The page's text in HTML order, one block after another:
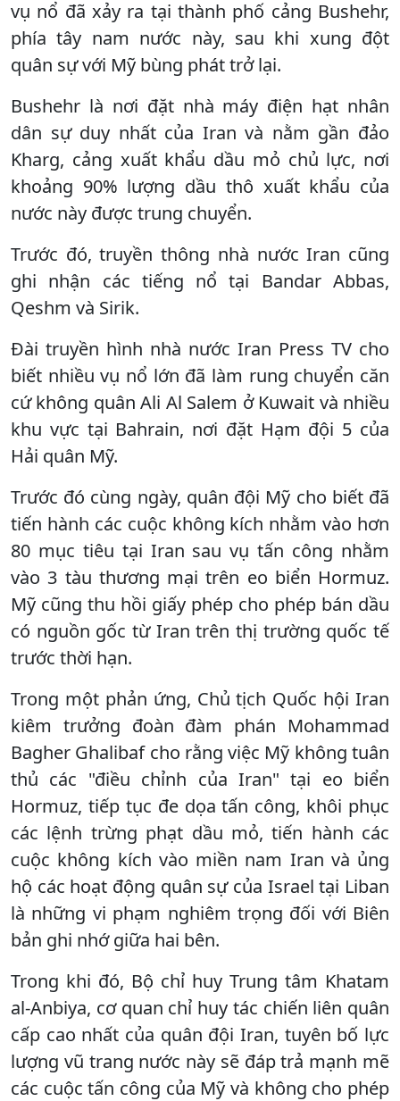
vụ nổ đã xảy ra tại thành phố cảng Bushehr,
phía tây nam nước này, sau khi xung đột
quân sự với Mỹ bùng phát trở lại.
Bushehr là nơi đặt nhà máy điện hạt nhân
dân sự duy nhất của Iran và nằm gần đảo
Kharg, cảng xuất khẩu dầu mỏ chủ lực, nơi
khoảng 90% lượng dầu thô xuất khẩu của
nước này được trung chuyển.
Trước đó, truyền thông nhà nước Iran cũng
ghi nhận các tiếng nổ tại Bandar Abbas,
Qeshm và Sirik.
Đài truyền hình nhà nước Iran Press TV cho
biết nhiều vụ nổ lớn đã làm rung chuyển căn
cứ không quân Ali Al Salem ở Kuwait và nhiều
khu vực tại Bahrain, nơi đặt Hạm đội 5 của
Hải quân Mỹ.
Trước đó cùng ngày, quân đội Mỹ cho biết đã
tiến hành các cuộc không kích nhằm vào hơn
80 mục tiêu tại Iran sau vụ tấn công nhằm
vào 3 tàu thương mại trên eo biển Hormuz.
Mỹ cũng thu hồi giấy phép cho phép bán dầu
có nguồn gốc từ Iran trên thị trường quốc tế
trước thời hạn.
Trong một phản ứng, Chủ tịch Quốc hội Iran
kiêm trưởng đoàn đàm phán Mohammad
Bagher Ghalibaf cho rằng việc Mỹ không tuân
thủ các "điều chỉnh của Iran" tại eo biển
Hormuz, tiếp tục đe dọa tấn công, khôi phục
các lệnh trừng phạt dầu mỏ, tiến hành các
cuộc không kích vào miền nam Iran và ủng
hộ các hoạt động quân sự của Israel tại Liban
là những vi phạm nghiêm trọng đối với Biên
bản ghi nhớ giữa hai bên.
Trong khi đó, Bộ chỉ huy Trung tâm Khatam
al-Anbiya, cơ quan chỉ huy tác chiến liên quân
cấp cao nhất của quân đội Iran, tuyên bố lực
lượng vũ trang nước này sẽ đáp trả mạnh mẽ
các cuộc tấn công của Mỹ và không cho phép